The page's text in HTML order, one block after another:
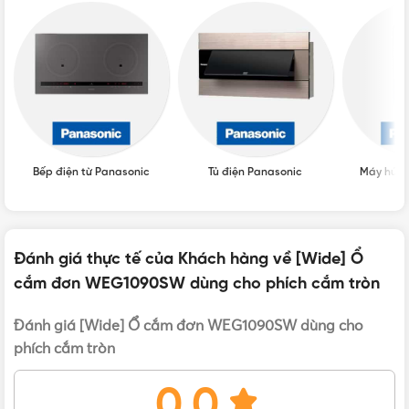
XUẤT XỨ
Bảo hành: 1 năm chính hãng
Tình trạng sản phẩm: Mới 100%
Bếp điện từ Panasonic Tủ điện Panasonic Máy hút
Đánh giá thực tế của Khách hàng về [Wide] Ổ
cắm đơn WEG1090SW dùng cho phích cắm tròn
Đánh giá [Wide] Ổ cắm đơn WEG1090SW dùng cho
phích cắm tròn